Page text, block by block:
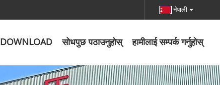
नेपाली
DOWNLOAD सोधपुछ पठाउनुहोस् हामीलाई सम्पर्क गर्नुहोस्